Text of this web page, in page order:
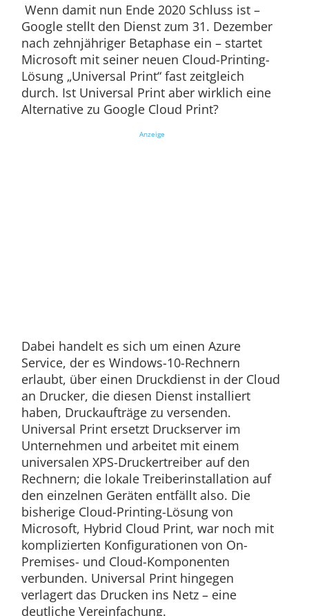
Wenn damit nun Ende 2020 Schluss ist –
Google stellt den Dienst zum 31. Dezember
nach zehnjähriger Betaphase ein – startet
Microsoft mit seiner neuen Cloud-Printing-
Lösung „Universal Print“ fast zeitgleich
durch. Ist Universal Print aber wirklich eine
Alternative zu Google Cloud Print?
Anzeige
Dabei handelt es sich um einen Azure
Service, der es Windows-10-Rechnern
erlaubt, über einen Druckdienst in der Cloud
an Drucker, die diesen Dienst installiert
haben, Druckaufträge zu versenden.
Universal Print ersetzt Druckserver im
Unternehmen und arbeitet mit einem
univer­salen XPS-Drucker­treiber auf den
Rechnern; die lokale Treiberinstallation auf
den einzelnen Geräten entfällt also. Die
bisherige Cloud-Printing-Lösung von
Microsoft, Hybrid Cloud Print, war noch mit
komplizierten Konfigurationen von On-
Premises- und Cloud-Komponenten
verbunden. Universal Print hingegen
verlagert das Drucken ins Netz – eine
deutliche Vereinfachung.